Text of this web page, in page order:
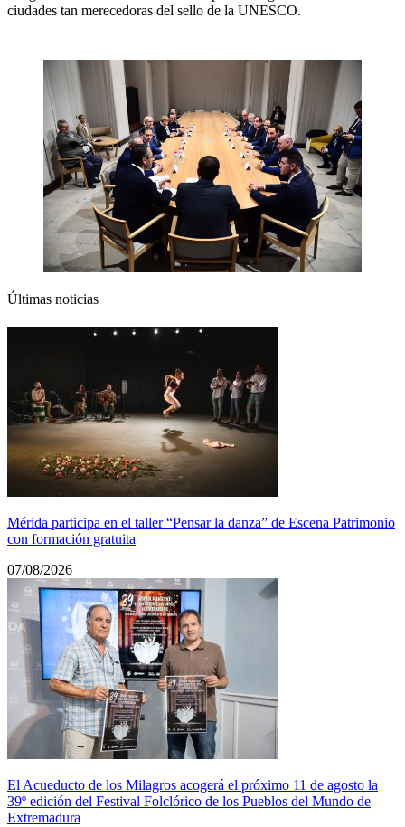
ciudades tan merecedoras del sello de la UNESCO.
Últimas noticias
Mérida participa en el taller “Pensar la danza” de Escena Patrimonio
con formación gratuita
07/08/2026
El Acueducto de los Milagros acogerá el próximo 11 de agosto la
39º edición del Festival Folclórico de los Pueblos del Mundo de
Extremadura